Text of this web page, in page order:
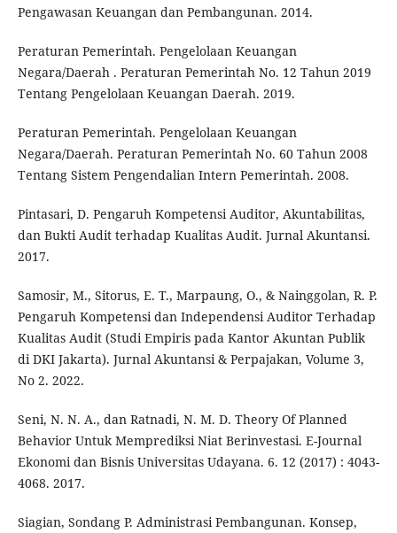
Pengawasan Keuangan dan Pembangunan. 2014.
Peraturan Pemerintah. Pengelolaan Keuangan
Negara/Daerah . Peraturan Pemerintah No. 12 Tahun 2019
Tentang Pengelolaan Keuangan Daerah. 2019.
Peraturan Pemerintah. Pengelolaan Keuangan
Negara/Daerah. Peraturan Pemerintah No. 60 Tahun 2008
Tentang Sistem Pengendalian Intern Pemerintah. 2008.
Pintasari, D. Pengaruh Kompetensi Auditor, Akuntabilitas,
dan Bukti Audit terhadap Kualitas Audit. Jurnal Akuntansi.
2017.
Samosir, M., Sitorus, E. T., Marpaung, O., & Nainggolan, R. P.
Pengaruh Kompetensi dan Independensi Auditor Terhadap
Kualitas Audit (Studi Empiris pada Kantor Akuntan Publik
di DKI Jakarta). Jurnal Akuntansi & Perpajakan, Volume 3,
No 2. 2022.
Seni, N. N. A., dan Ratnadi, N. M. D. Theory Of Planned
Behavior Untuk Memprediksi Niat Berinvestasi. E-Journal
Ekonomi dan Bisnis Universitas Udayana. 6. 12 (2017) : 4043-
4068. 2017.
Siagian, Sondang P. Administrasi Pembangunan. Konsep,